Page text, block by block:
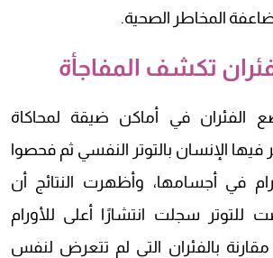
المخاطر الصحية.
تكشف المفاجأة
الفئران في أماكن ضيقة لمحاكاة
الإنسان بالتوتر النفسي ثم فحصوا
في أجسامها، وأظهرت النتائج أن
للتوتر سجلت انتشارًا أعلى للأورام
مقارنة بالفئران التي لم تتعرض لنفس